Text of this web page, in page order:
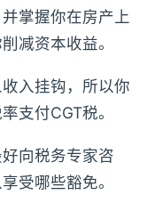
掌握你在房产上
减资本收益。
入挂钩，所以你
支付CGT税。
向税务专家咨
受哪些豁免。